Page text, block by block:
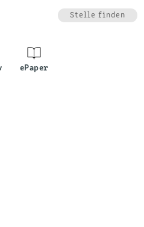
Stelle finden
ePaper